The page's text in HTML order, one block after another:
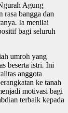
Agung
bangga dan
Ia menilai
bagi seluruh
umroh yang
beserta istri. Ini
anggota
ke tanah
motivasi bagi
terbaik kepada